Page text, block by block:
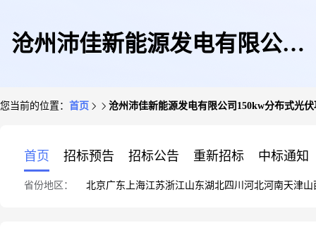
沧州沛佳新能源发电有限公司
您当前的位置： 首页 沧州沛佳新能源发电有限公司150kw分布式光
首页 招标预告 招标公告 重新招标 中标通知
省份地区： 北京广东 上海江苏浙江山东湖北四川 河北河南天津山